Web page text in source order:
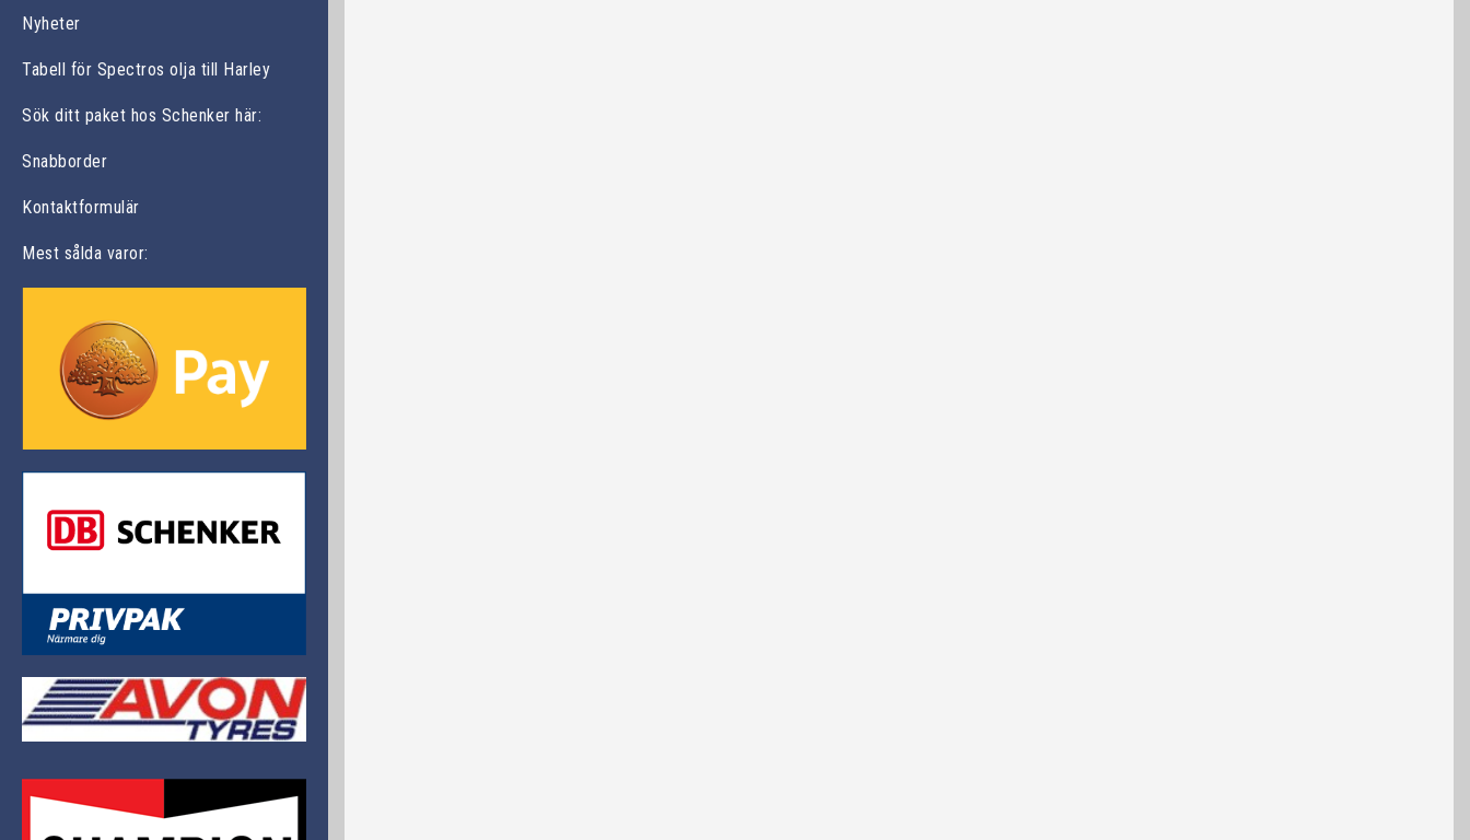
Nyheter
Tabell för Spectros olja till Harley
Sök ditt paket hos Schenker här:
Snabborder
Kontaktformulär
Mest sålda varor: